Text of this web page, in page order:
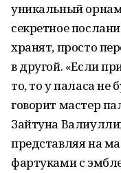
уникальный
секретное
хранят, просто
в другой. «Если
то, то у паласа не
говорит мастер
Зайтуна
представляя на
фартуками с